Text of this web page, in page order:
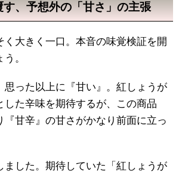
す、予想外の「甘さ」の主張
く大きく一口。本音の味覚検証を開
。
った以上に『甘い』。紅しょうが
した辛味を期待するが、この商品
『甘辛』の甘さがかなり前面に立っ
ました。期待していた「紅しょうが